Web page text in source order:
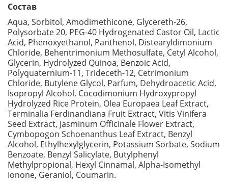
Состав
Aqua, Sorbitol, Amodimethicone, Glycereth-26,
Polysorbate 20, PEG-40 Hydrogenated Castor Oil, Lactic
Acid, Phenoxyethanol, Panthenol, Distearyldimonium
Chloride, Behentrimonium Methosulfate, Cetyl Alcohol,
Glycerin, Hydrolyzed Quinoa, Benzoic Acid,
Polyquaternium-11, Trideceth-12, Cetrimonium
Chloride, Butylene Glycol, Parfum, Dehydroacetic Acid,
Isopropyl Alcohol, Cocodimonium Hydroxypropyl
Hydrolyzed Rice Protein, Olea Europaea Leaf Extract,
Terminalia Ferdinandiana Fruit Extract, Vitis Vinifera
Seed Extract, Jasminum Officinale Flower Extract,
Cymbopogon Schoenanthus Leaf Extract, Benzyl
Alcohol, Ethylhexylglycerin, Potassium Sorbate, Sodium
Benzoate, Benzyl Salicylate, Butylphenyl
Methylpropional, Hexyl Cinnamal, Alpha-Isomethyl
Ionone, Geraniol, Coumarin.